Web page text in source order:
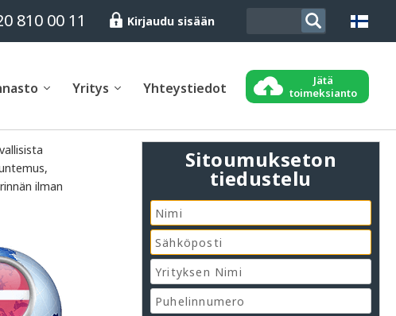
810 00 11 Kirjaudu sisään
Yritys Yhteystiedot
Jätä
toimeksianto
ilman
Sitoumukseton
tiedustelu